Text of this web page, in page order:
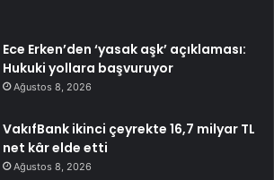
Ece Erken’den ‘yasak aşk’ açıklaması:
Hukuki yollara başvuruyor
Ağustos 8, 2026
VakıfBank ikinci çeyrekte 16,7 milyar TL
net kâr elde etti
Ağustos 8, 2026